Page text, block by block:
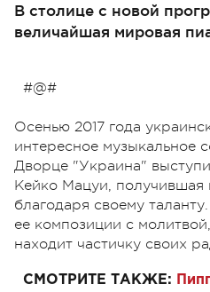
В столице с новой
величайшая мировая
#@#
Осенью 2017 года
интересное музыкальное
Дворце "Украина"
Кейко Мацуи, получившая
благодаря своему
ее композиции с
находит частичку своих
СМОТРИТЕ ТАКЖЕ: